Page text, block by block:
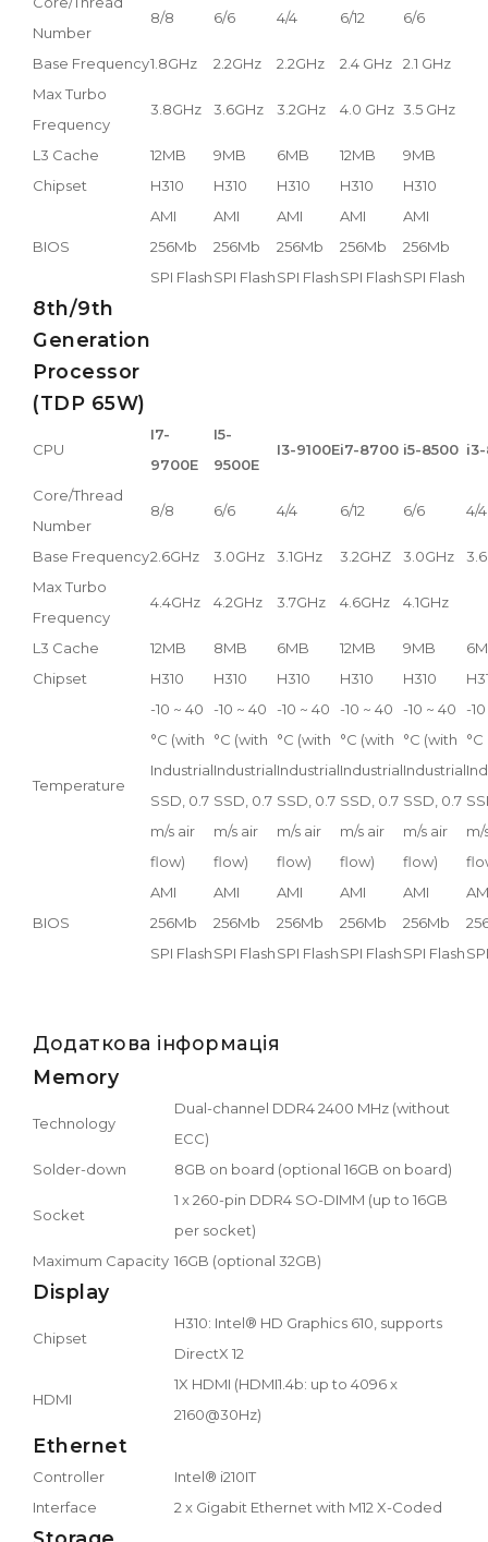
Number
8/8 6/6 4/4 6/12 6/6
Base Frequency1.8GHz 2.2GHz 2.2GHz 2.4 GHz
2.1 GHz
Max Turbo
Frequency
3.8GHz 3.6GHz 3.2GHz 4.0 GHz 3.5 GHz
L3 Cache 12MB 9MB 6MB 12MB
9MB
Chipset
H310 H310 H310 H310 H310
BIOS
AMI
256Mb
SPI Flash
AMI
256Mb
SPI Flash
AMI
256Mb
SPI Flash
AMI
256Mb
SPI Flash
AMI
256Mb
SPI Flash
8th/9th
Generation
Processor
(TDP 65W)
CPU
I7-
9700E
I5-
9500E
I3-9100Ei7-8700 i5-8500 i3-
Core/Thread
Number
8/8 6/6 4/4 6/12 6/6 4/4
Base Frequency2.6GHz 3.0GHz 3.1GHz 3.2GHZ 3.0GHz
Max Turbo
Frequency
4.4GHz 4.2GHz 3.7GHz 4.6GHz 4.1GHz
L3 Cache 12MB 8MB 6MB 12MB 9MB
Chipset
H310 H310 H310 H310 H310
Temperature
-10 ~ 40
°C (with
Industrial
SSD, 0.7
m/s air
flow)
-10 ~ 40
°C (with
Industrial
SSD, 0.7
m/s air
flow)
-10 ~ 40
°C (with
Industrial
SSD, 0.7
m/s air
flow)
-10 ~ 40
°C (with
Industrial
SSD, 0.7
m/s air
flow)
-10 ~ 40
°C (with
Industrial
SSD, 0.7
m/s air
flow)
-
m/
BIOS
AMI
256Mb
SPI Flash
AMI
256Mb
SPI Flash
AMI
256Mb
SPI Flash
AMI
256Mb
SPI Flash
AMI
256Mb
SPI Flash
Додаткова інформація
Memory
Technology
Dual-channel DDR4 2400 MHz (without
ECC)
Solder-down
8GB on board (optional 16GB on board)
Socket
1 x 260-pin DDR4 SO-DIMM (up to 16GB
per socket)
Maximum Capacity 16GB (optional 32GB)
Display
Chipset
H310: Intel® HD Graphics 610, supports
DirectX 12
HDMI
1X HDMI (HDMI1.4b: up to 4096 x
2160@30Hz)
Ethernet
Controller
Intel® i210IT
Interface
2 x Gigabit Ethernet with M12 X-Coded